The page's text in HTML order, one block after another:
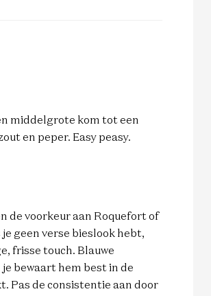
middelgrote kom tot een
en peper. Easy peasy.
de voorkeur aan Roquefort of
geen verse bieslook hebt,
frisse touch. Blauwe
bewaart hem best in de
Pas de consistentie aan door